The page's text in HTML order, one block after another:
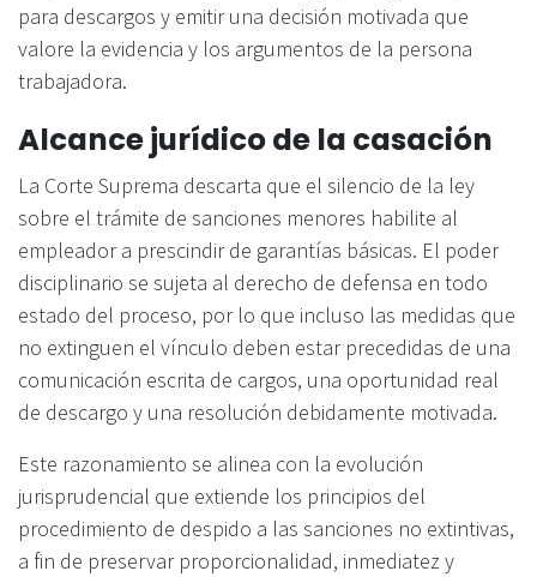
para descargos y emitir una decisión motivada que
valore la evidencia y los argumentos de la persona
trabajadora.
Alcance jurídico de la casación
La Corte Suprema descarta que el silencio de la ley
sobre el trámite de sanciones menores habilite al
empleador a prescindir de garantías básicas. El poder
disciplinario se sujeta al derecho de defensa en todo
estado del proceso, por lo que incluso las medidas que
no extinguen el vínculo deben estar precedidas de una
comunicación escrita de cargos, una oportunidad real
de descargo y una resolución debidamente motivada.
Este razonamiento se alinea con la evolución
jurisprudencial que extiende los principios del
procedimiento de despido a las sanciones no extintivas,
a fin de preservar proporcionalidad, inmediatez y